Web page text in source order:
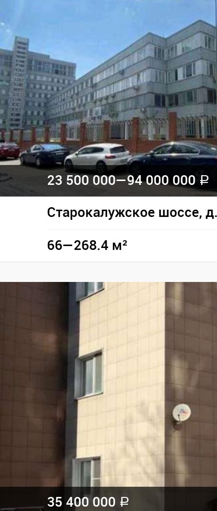
23 500 000—94 000 000 a
Старокалужское шоссе,
66—268.4 м²
35 400 000 a